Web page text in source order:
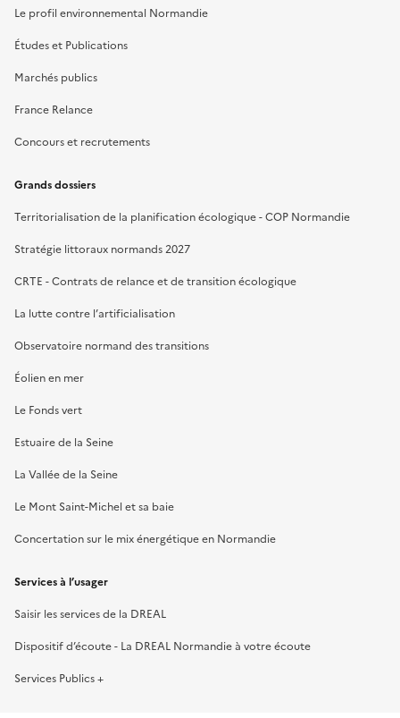
Le profil environnemental Normandie
Études et Publications
Marchés publics
France Relance
Concours et recrutements
Grands dossiers
Territorialisation de la planification écologique - COP Normandie
Stratégie littoraux normands 2027
CRTE - Contrats de relance et de transition écologique
La lutte contre l’artificialisation
Observatoire normand des transitions
Éolien en mer
Le Fonds vert
Estuaire de la Seine
La Vallée de la Seine
Le Mont Saint-Michel et sa baie
Concertation sur le mix énergétique en Normandie
Services à l’usager
Saisir les services de la DREAL
Dispositif d’écoute - La DREAL Normandie à votre écoute
Services Publics +